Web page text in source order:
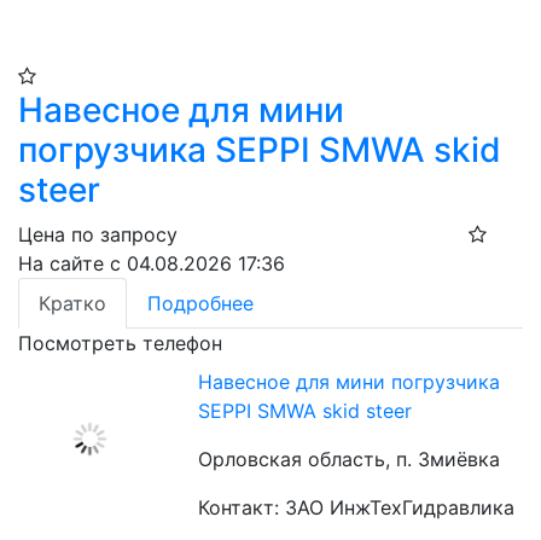
Навесное для мини
погрузчика SEPPI SMWA skid
steer
Цена по запросу
На сайте с 04.08.2026 17:36
Кратко
Подробнее
Посмотреть телефон
Навесное для мини погрузчика
SEPPI SMWA skid steer
Орловская область, п. Змиёвка
Контакт: ЗАО ИнжТехГидравлика